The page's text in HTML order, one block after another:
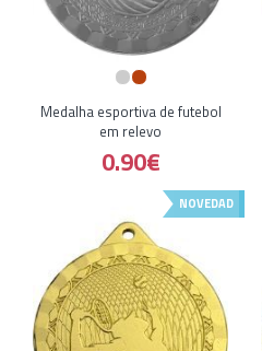
Medalha esportiva de futebol
em relevo
0.90€
NOVEDAD